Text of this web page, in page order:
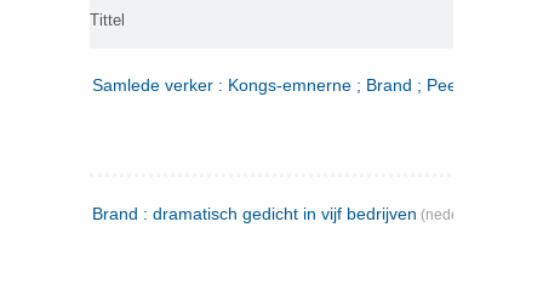
Tittel
Samlede verker : Kongs-emnerne ; Brand ; Peer Gynt. 2
Brand : dramatisch gedicht in vijf bedrijven (nederlandsk)